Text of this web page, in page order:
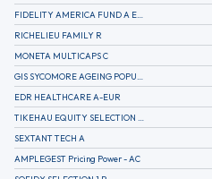
RICHELIEU FAMILY R
MONETA MULTICAPS C
EDR HEALTHCARE A-EUR
SEXTANT TECH A
AMPLEGEST Pricing Power - AC